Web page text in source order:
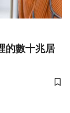
的數十兆居
儲